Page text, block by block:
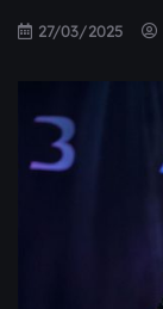
27/03/2025